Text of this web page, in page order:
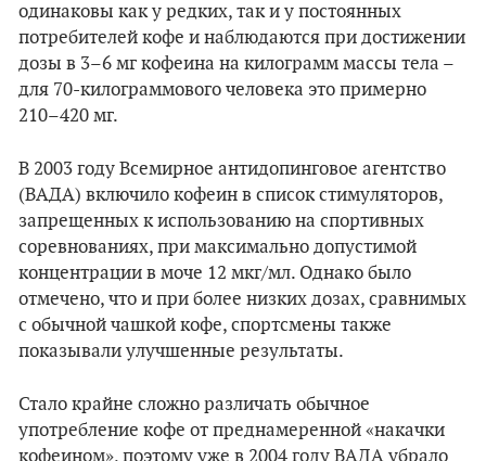
одинаковы как у редких, так и у постоянных
потребителей кофе и наблюдаются при достижении
дозы в 3–6 мг кофеина на килограмм массы тела –
для 70-килограммового человека это примерно
210–420 мг.
В 2003 году Всемирное антидопинговое агентство
(ВАДА) включило кофеин в список стимуляторов,
запрещенных к использованию на спортивных
соревнованиях, при максимально допустимой
концентрации в моче 12 мкг/мл. Однако было
отмечено, что и при более низких дозах, сравнимых
с обычной чашкой кофе, спортсмены также
показывали улучшенные результаты.
Стало крайне сложно различать обычное
употребление кофе от преднамеренной «накачки
кофеином», поэтому уже в 2004 году ВАДА убрало